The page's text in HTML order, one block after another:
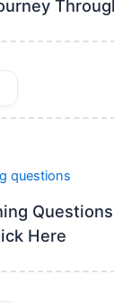
Questions
Here